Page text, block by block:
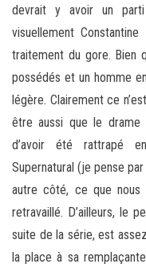
devrait y avoir un
visuellement
traitement du gore. Bien
possédés et un homme
légère. Clairement ce
être aussi que le
d’avoir été rattrapé
Supernatural (je pense par
autre côté, ce que
retravaillé. D’ailleurs, le
suite de la série, est
la place à sa